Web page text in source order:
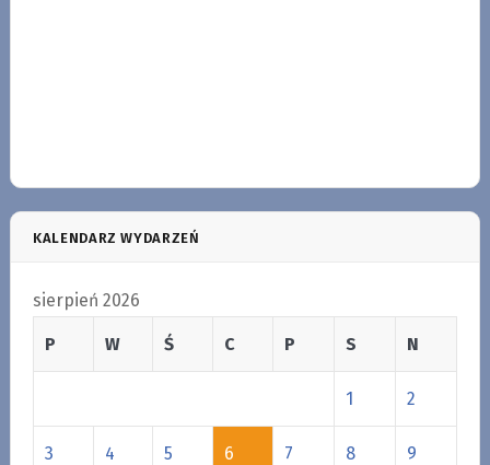
KALENDARZ WYDARZEŃ
sierpień 2026
P W Ś C P S N
1 2
3 4 5 6 7 8 9